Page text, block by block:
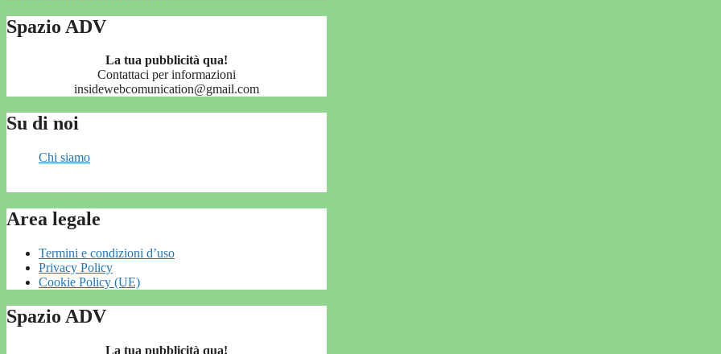
Spazio ADV
La tua pubblicità qua!
Contattaci per informazioni
insidewebcomunication@gmail.com
Su di noi
Chi siamo
Area legale
Termini e condizioni d’uso
Privacy Policy
Cookie Policy (UE)
Spazio ADV
La tua pubblicità qua!